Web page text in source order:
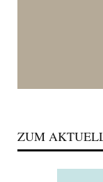
ZUM